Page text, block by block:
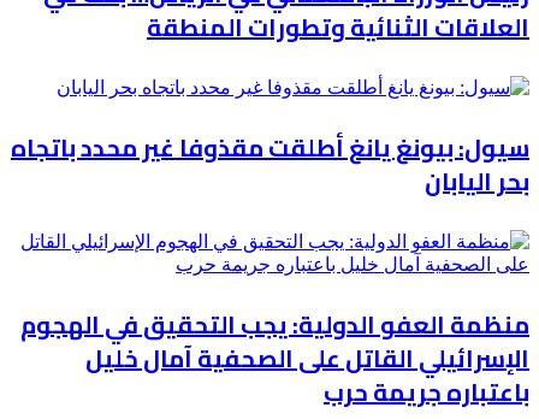
العلاقات الثنائية وتطورات المنطقة
سيول: بيونغ يانغ أطلقت مقذوفا غير محدد باتجاه
بحر اليابان
منظمة العفو الدولية: يجب التحقيق في الهجوم
الإسرائيلي القاتل على الصحفية آمال خليل
باعتباره جريمة حرب